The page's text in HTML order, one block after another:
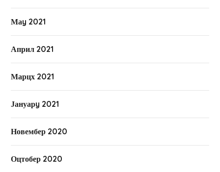
Маy 2021
Април 2021
Марцх 2021
Јануарy 2021
Новембер 2020
Оцтобер 2020